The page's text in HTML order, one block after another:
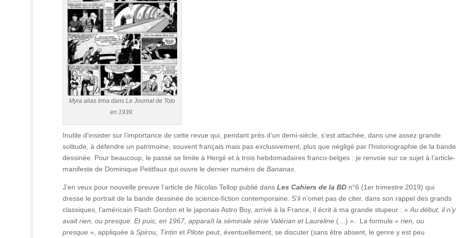
Myra alias Irma dans Le Journal de Toto
en 1939.
Inutile d’insister sur l’importance de cette revue qui, pendant près d’un demi-siècle, s’est attachée, dans une assez grande
solitude, à défendre un patrimoine, souvent français mais pas exclusivement, plus que négligé par l’historiographie de la bande
dessinée. Pour beaucoup, le passé se limite à Hergé et à trois hebdomadaires franco-belges : je renvoie sur ce sujet à l’article-
manifeste de Dominique Petitfaux qui ouvre le dernier numéro de Bananas.
J’en veux pour nouvelle preuve l’article de Nicolas Tellop publié dans Les Cahiers de la BDn°6 (1er trimestre 2019) qui
dresse le portrait de la bande dessinée de science-fiction contemporaine. S’il n’omet pas de citer, dans son rappel des grands
classiques, l’américain Flash Gordon et le japonais Astro Boy, arrivé à la France, il écrit à ma grande stupeur : « Au début, il n’y
avait rien, ou presque. Et puis, en 1967, apparaît la séminale série Valérian et Laureline(…) ». La formule « rien, ou
presque», appliquée à Spirou, Tintin et Pilotepeut, éventuellement, se discuter (sans être absent, le genre y est peu